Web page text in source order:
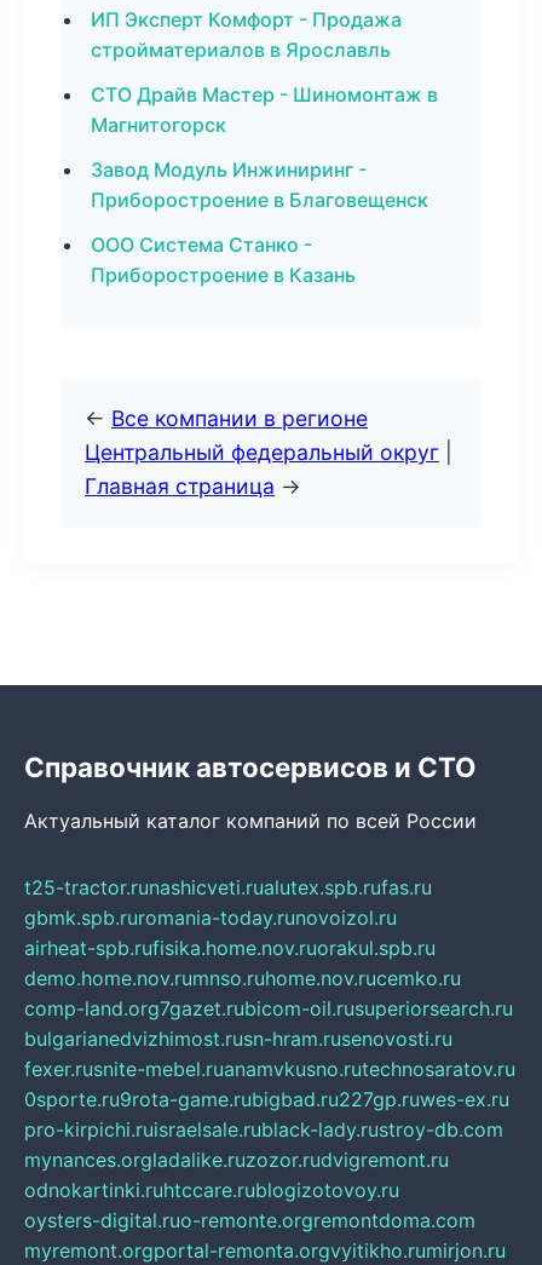
ИП Эксперт Комфорт - Продажа
стройматериалов в Ярославль
СТО Драйв Мастер - Шиномонтаж в
Магнитогорск
Завод Модуль Инжиниринг -
Приборостроение в Благовещенск
ООО Система Станко -
Приборостроение в Казань
← Все компании в регионе
Центральный федеральный округ
Главная страница →
Справочник автосервисов и СТО
Актуальный каталог компаний по всей России
t25-tractor.runashicveti.rualutex.spb.rufas.ru
gbmk.spb.ruromania-today.runovoizol.ru
airheat-spb.rufisika.home.nov.ruorakul.spb.ru
demo.home.nov.rumnso.ruhome.nov.rucemko.ru
comp-land.org7gazet.rubicom-oil.rusuperiorsearch.ru
bulgarianedvizhimost.rusn-hram.rusenovosti.ru
fexer.rusnite-mebel.ruanamvkusno.rutechnosaratov.ru
0sporte.ru9rota-game.rubigbad.ru227gp.ruwes-ex.ru
pro-kirpichi.ruisraelsale.rublack-lady.rustroy-db.com
mynances.orgladalike.ruzozor.rudvigremont.ru
odnokartinki.ruhtccare.rublogizotovoy.ru
oysters-digital.ruo-remonte.orgremontdoma.com
myremont.orgportal-remonta.orgvyitikho.rumirjon.ru